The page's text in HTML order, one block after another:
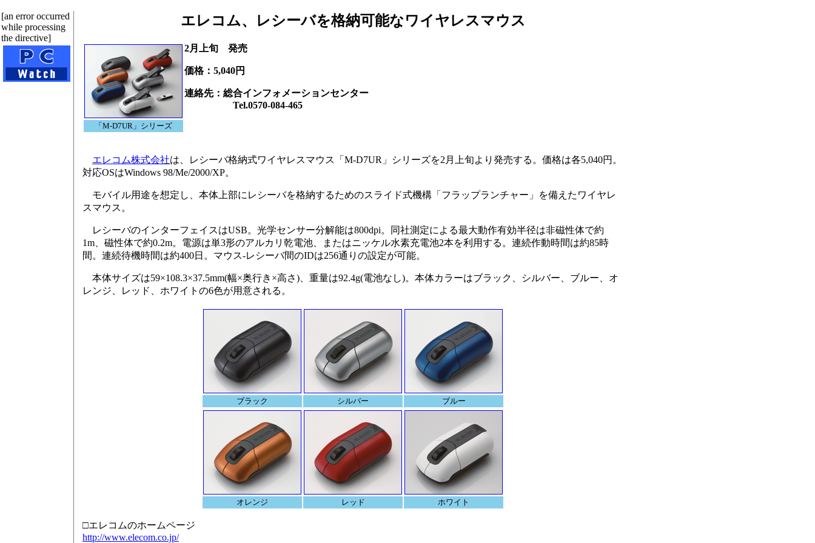
[an error occurred
while processing
the directive]
エレコム、レシーバを格納可能なワイヤレスマウス
「M-D7UR」シリーズ
2月上旬 発売
価格：5,040円
連絡先：総合インフォメーションセンター
Tel.0570-084-465
エレコム株式会社は、レシーバ格納式ワイヤレスマウス「M-D7UR」シリーズを2月上旬より発売する。価格は各5,040円。
対応OSはWindows 98/Me/2000/XP。
モバイル用途を想定し、本体上部にレシーバを格納するためのスライド式機構「フラップランチャー」を備えたワイヤレ
スマウス。
レシーバのインターフェイスはUSB。光学センサー分解能は800dpi。同社測定による最大動作有効半径は非磁性体で約
1m、磁性体で約0.2m。電源は単3形のアルカリ乾電池、またはニッケル水素充電池2本を利用する。連続作動時間は約85時
間。連続待機時間は約400日。マウス-レシーバ間のIDは256通りの設定が可能。
本体サイズは59×108.3×37.5mm(幅×奥行き×高さ)、重量は92.4g(電池なし)。本体カラーはブラック、シルバー、ブルー、オ
レンジ、レッド、ホワイトの6色が用意される。
ブラック シルバー ブルー
オレンジ レッド ホワイト
□エレコムのホームページ
http://www.elecom.co.jp/